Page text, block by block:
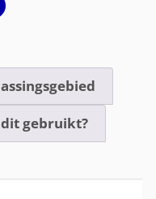
gebruikt?